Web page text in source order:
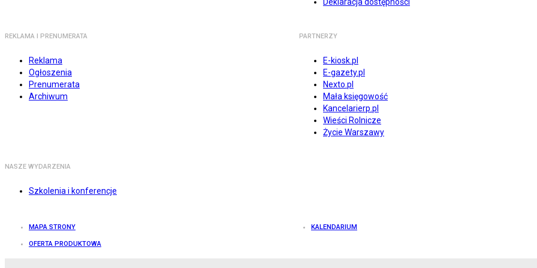
REKLAMA I PRENUMERATA
Reklama
Ogłoszenia
Prenumerata
Archiwum
PARTNERZY
E-kiosk.pl
E-gazety.pl
Nexto.pl
Mała księgowość
Kancelarierp.pl
Wieści Rolnicze
Życie Warszawy
NASZE WYDARZENIA
Szkolenia i konferencje
MAPA STRONY KALENDARIUM
OFERTA PRODUKTOWA